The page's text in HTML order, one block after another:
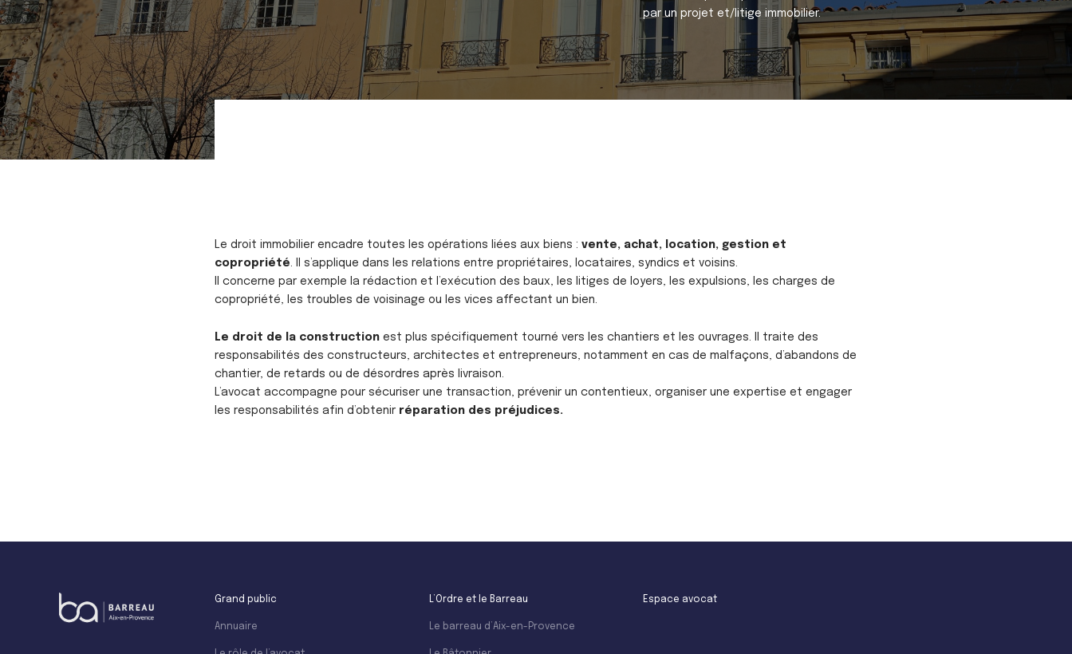
par un projet et/litige immobilier.
Le droit immobilier encadre toutes les opérations liées aux biens : vente, achat, location, gestion et
copropriété. Il s’applique dans les relations entre propriétaires, locataires, syndics et voisins.
Il concerne par exemple la rédaction et l’exécution des baux, les litiges de loyers, les expulsions, les charges de
copropriété, les troubles de voisinage ou les vices affectant un bien.
Le droit de la constructionest plus spécifiquement tourné vers les chantiers et les ouvrages. Il traite des
responsabilités des constructeurs, architectes et entrepreneurs, notamment en cas de malfaçons, d’abandons de
chantier, de retards ou de désordres après livraison.
L’avocat accompagne pour sécuriser une transaction, prévenir un contentieux, organiser une expertise et engager
les responsabilités afin d’obtenir réparation des préjudices.
Grand public
Annuaire
L’Ordre et le Barreau
Le barreau d’Aix-en-Provence
Espace avocat